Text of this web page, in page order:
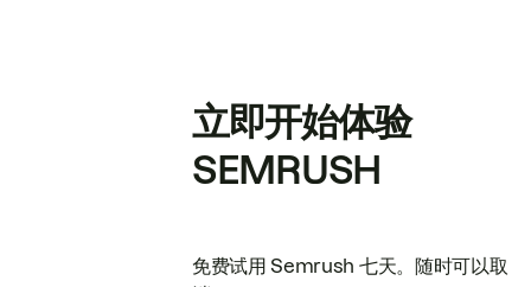
立即开始体验
SEMRUSH
免费试用 Semrush 七天。随时可以取